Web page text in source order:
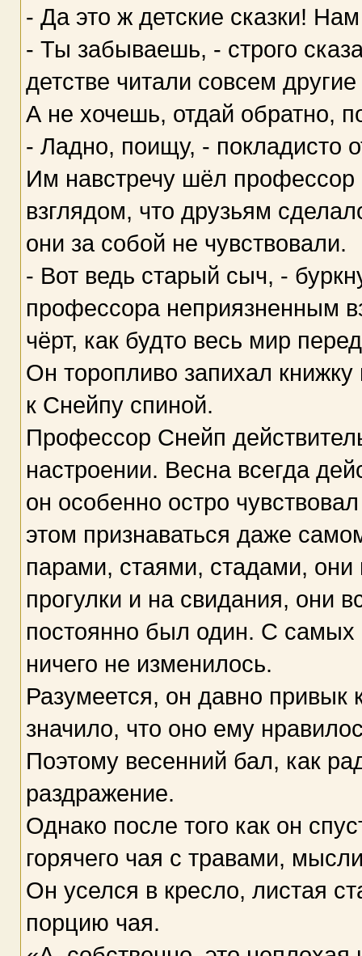
- Да это ж детские сказки!
- Ты забываешь, - строго
детстве читали совсем
А не хочешь, отдай обратно,
- Ладно, поищу, - покладисто
Им навстречу шёл профессор
взглядом, что друзьям
они за собой не чувствовали.
- Вот ведь старый сыч, -
профессора неприязненным
чёрт, как будто весь мир
Он торопливо запихал
к Снейпу спиной.
Профессор Снейп
настроении. Весна всегда
он особенно остро
этом признаваться даже
парами, стаями, стадами,
прогулки и на свидания, они
постоянно был один. С
ничего не изменилось.
Разумеется, он давно привык
значило, что оно ему
Поэтому весенний бал, как
раздражение.
Однако после того как он
горячего чая с травами,
Он уселся в кресло, листая
порцию чая.